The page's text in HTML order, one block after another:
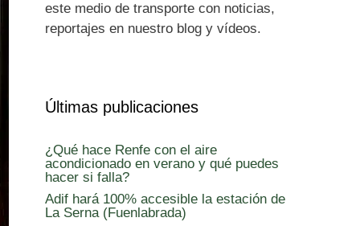
este medio de transporte con noticias,
reportajes en nuestro blog y vídeos.
Últimas publicaciones
¿Qué hace Renfe con el aire
acondicionado en verano y qué puedes
hacer si falla?
Adif hará 100% accesible la estación de
La Serna (Fuenlabrada)